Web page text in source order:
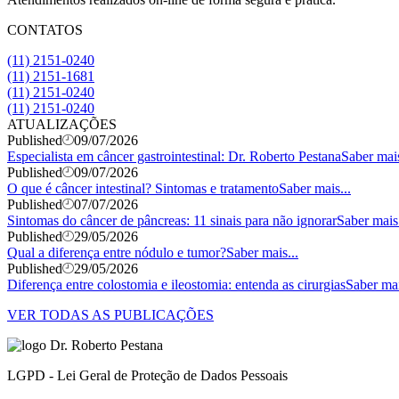
CONTATOS
(11) 2151-0240
(11) 2151-1681
(11) 2151-0240
(11) 2151-0240
ATUALIZAÇÕES
Published
09/07/2026
Especialista em câncer gastrointestinal: Dr. Roberto PestanaSaber
Published
09/07/2026
O que é câncer intestinal? Sintomas e tratamentoSaber mais...
Published
07/07/2026
Sintomas do câncer de pâncreas: 11 sinais para não ignorarSaber
Published
29/05/2026
Qual a diferença entre nódulo e tumor?Saber mais...
Published
29/05/2026
Diferença entre colostomia e ileostomia: entenda as cirurgiasSaber
VER TODAS AS PUBLICAÇÕES
LGPD - Lei Geral de Proteção de Dados Pessoais